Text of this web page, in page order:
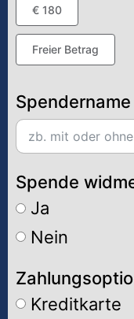
€ 180
Freier Betrag
Spende
Ja
Nein
Kreditkarte